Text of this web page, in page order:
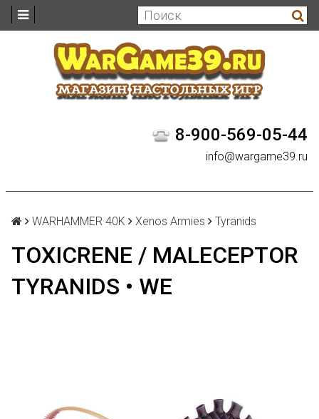
8-900-569-05-44
info@wargame39.ru
WARHAMMER 40K Xenos Armies Tyranids
TOXICRENE / MALECEPTOR
TYRANIDS • WE